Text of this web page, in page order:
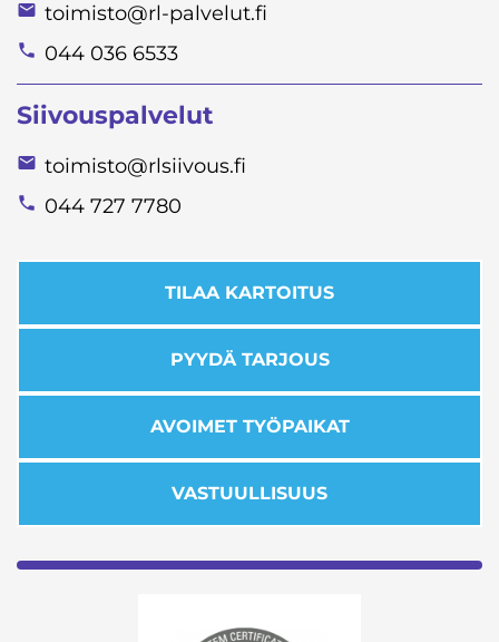
toimisto@rl-palvelut.fi
044 036 6533
Siivouspalvelut
toimisto@rlsiivous.fi
044 727 7780
TILAA KARTOITUS
PYYDÄ TARJOUS
AVOIMET TYÖPAIKAT
VASTUULLISUUS